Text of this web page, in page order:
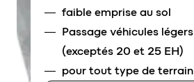
faible emprise au sol
Passage véhicules
(exceptés 20 et 25 EH)
pour tout type de terrain